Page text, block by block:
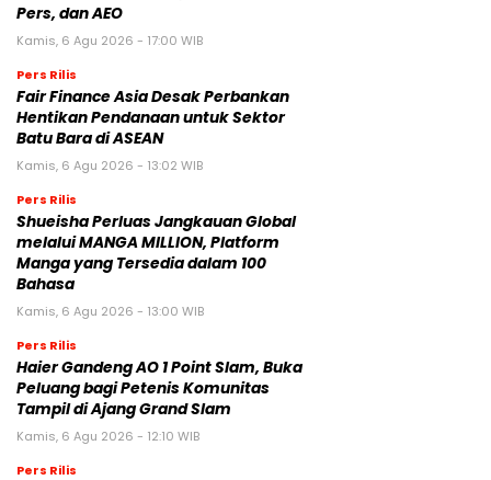
Pers, dan AEO
Kamis, 6 Agu 2026 - 17:00 WIB
Pers Rilis
Fair Finance Asia Desak Perbankan
Hentikan Pendanaan untuk Sektor
Batu Bara di ASEAN
Kamis, 6 Agu 2026 - 13:02 WIB
Pers Rilis
Shueisha Perluas Jangkauan Global
melalui MANGA MILLION, Platform
Manga yang Tersedia dalam 100
Bahasa
Kamis, 6 Agu 2026 - 13:00 WIB
Pers Rilis
Haier Gandeng AO 1 Point Slam, Buka
Peluang bagi Petenis Komunitas
Tampil di Ajang Grand Slam
Kamis, 6 Agu 2026 - 12:10 WIB
Pers Rilis